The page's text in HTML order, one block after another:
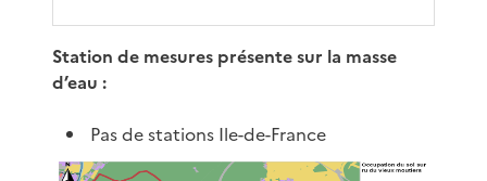
Station de mesures présente sur la masse
d’eau :
Pas de stations Ile-de-France